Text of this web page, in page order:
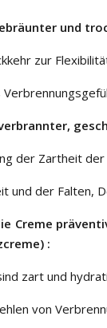
und
zur
der Zartheit
und der Falten,
Creme
:
zart und
von